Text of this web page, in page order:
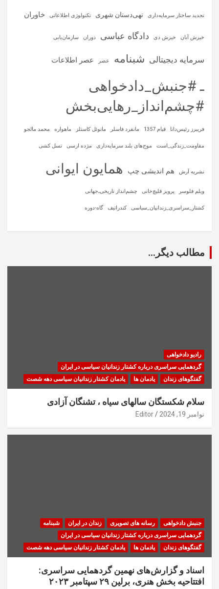
تجدید ساختار سرمایه‌داری تهی‌دستان شهری تکنولوژی اطلاعاتی خاوران
خیزش آبان خیزش دی دادگاه عباسی دوران سازمان‌یابی
سرمایه‌ دیجیتالی شبنامه عصر عصر اطلاعات
ـ #جنبش_دادخواهی
#چشم‌انداز_رهایی‌بخش
فریبرز رئیس‌دانا قیام 1357 مانفرد فاسلر مانوئل کاستلز ماهواره‌ محمد مالجو
مقاومت_زندگی_است موج‌های بلند سرمایه‌داری مژده ارسی نسل کشی
نشریه آرش هم اندیشی چپ همایون ایوانی
ویلم فلوسر پرویز قلیچ‌خانی چشم‌انداز تاریخی‌ـ‌جهانی
کشتار_سراسری_زندانیان_سیاسی کندراتیف گاه-دوره
مطالب دیگر...
رادیو دادخواهی
گردهمایی سراسری درباره کشتار زندانیان سیاسی در ایران
گفتگوهای زندان
یادمان ها یادمان کشتار زندانیان سیاسی دهه شصت
سلام شکستگان سالهای سیاه ، تشنگان آزادی
نوامبر 19, 2024 Editor
جنبش دادخواهی رسانه های تصویری زندان در ایران
شبنامه
گردهمایی سراسری درباره کشتار زندانیان سیاسی در ایران
گفتگوهای زندان
یادمان ها یادمان کشتار زندانیان سیاسی دهه شصت
اسناد و گزارش‌های نهمین گردهمایی سراسری:
افتتاحیه بخش هنری، برلین ۲۹ سپتامبر ۲۰۲۳